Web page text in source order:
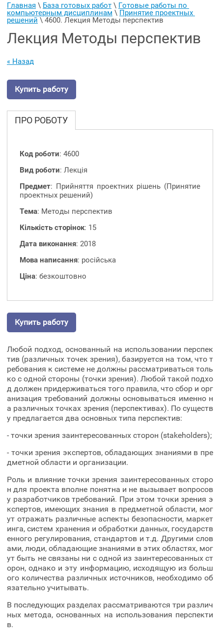
Главная \ База готовых работ \ Готовые работы по
компьютерным дисциплинам \ Принятие проектных
решений \ 4600. Лекция Методы перспектив
Лекция Методы перспектив
« Назад
Купить работу
ПРО РОБОТУ
Код роботи: 4600
Вид роботи: Лекція
Предмет: Прийняття проектних рішень (Принятие
проектных решений)
Тема: Методы перспектив
Кількість сторінок: 15
Дата виконання: 2018
Мова написання: російська
Ціна: безкоштовно
Купить работу
Любой подход, основанный на использовании перспек
тив (различных точек зрения), базируется на том, что т
ребования к системе не должны рассматриваться толь
ко с одной стороны (точки зрения). Любой такой подхо
д должен придерживаться того правила, что сбор и орг
анизация требований должны основываться именно н
а различных точках зрения (перспективах). По существ
у предлагается два основных типа перспектив:
- точки зрения заинтересованных сторон (stakeholders);
- точки зрения экспертов, обладающих знаниями в пре
дметной области и организации.
Роль и влияние точки зрения заинтересованных сторо
н для проекта вполне понятна и не вызывает вопросов
у разработчиков требований. При этом точки зрения э
кспертов, имеющих знания в предметной области, мог
ут отражать различные аспекты безопасности, маркет
инга, систем хранения и обработки данных, государств
енного регулирования, стандартов и т.д. Другими слов
ами, люди, обладающие знаниями в этих областях, мог
ут быть не связаны ни с одной из заинтересованных ст
орон, однако и эту информацию, исходящую из больш
ого количества различных источников, необходимо об
язательно учитывать.
В последующих разделах рассматриваются три различ
ных метода, основанных на использования перспекти
в.